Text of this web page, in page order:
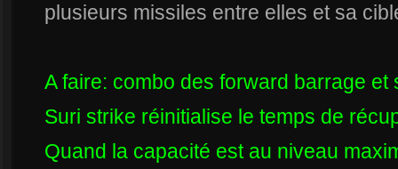
plusieurs missiles entre elles et sa
A faire: combo des forward barrage et
Suri strike réinitialise le temps de
Quand la capacité est au niveau